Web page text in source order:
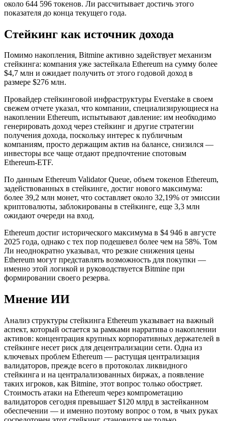
около 644 596 токенов. Ли рассчитывает достичь этого
показателя до конца текущего года.
Стейкинг как источник дохода
Помимо накопления, Bitmine активно задействует механизм
стейкинга: компания уже застейкала Ethereum на сумму более
$4,7 млн и ожидает получить от этого годовой доход в
размере $276 млн.
Провайдер стейкинговой инфраструктуры Everstake в своем
свежем отчете указал, что компании, специализирующиеся на
накоплении Ethereum, испытывают давление: им необходимо
генерировать доход через стейкинг и другие стратегии
получения дохода, поскольку интерес к публичным
компаниям, просто держащим актив на балансе, снизился —
инвесторы все чаще отдают предпочтение спотовым
Ethereum-ETF.
По данным Ethereum Validator Queue, объем токенов Ethereum,
задействованных в стейкинге, достиг нового максимума:
более 39,2 млн монет, что составляет около 32,19% от эмиссии
криптовалюты, заблокированы в стейкинге, еще 3,3 млн
ожидают очереди на вход.
Ethereum достиг исторического максимума в $4 946 в августе
2025 года, однако с тех пор подешевел более чем на 58%. Том
Ли неоднократно указывал, что резкие снижения цены
Ethereum могут представлять возможность для покупки —
именно этой логикой и руководствуется Bitmine при
формировании своего резерва.
Мнение ИИ
Анализ структуры стейкинга Ethereum указывает на важный
аспект, который остается за рамками нарратива о накоплении
активов: концентрация крупных корпоративных держателей в
стейкинге несет риск для децентрализации сети. Одна из
ключевых проблем Ethereum — растущая централизация
валидаторов, прежде всего в протоколах ликвидного
стейкинга и на централализованных биржах, а появление
таких игроков, как Bitmine, этот вопрос только обостряет.
Стоимость атаки на Ethereum через компрометацию
валидаторов сегодня превышает $120 млрд в застейканном
обеспечении — и именно поэтому вопрос о том, в чьих руках